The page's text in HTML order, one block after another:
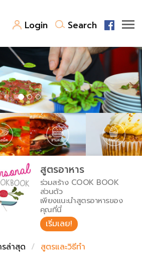
Login Search
ด
วยการตวง
หภูมิ
หนักวัตถุดิบ
สูตรอาหาร
ร่วมสร้าง COOK BOOK
ส่วนตัว
เพียงแนะนำสูตรอาหารของ
คุณที่นี่
เริ่มเลย!
ล่าสุด สูตรและวิธีทำ